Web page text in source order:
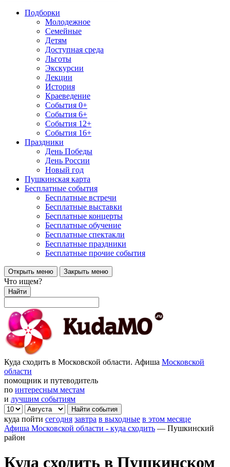
Подборки
Молодежное
Семейные
Детям
Доступная среда
Льготы
Экскурсии
Лекции
История
Краеведение
События 0+
События 6+
События 12+
События 16+
Праздники
День Победы
День России
Новый год
Пушкинская карта
Бесплатные события
Бесплатные встречи
Бесплатные выставки
Бесплатные концерты
Бесплатные обучение
Бесплатные спектакли
Бесплатные праздники
Бесплатные прочие события
Открыть меню Закрыть меню
Что ищем?
Найти
Куда сходить в Московской области. Афиша Московской
области
помощник и путеводитель
по интересным местам
и лучшим событиям
куда пойти сегодня завтра в выходные в этом месяце
Афиша Московской области - куда сходить — Пушкинский
район
Куда сходить в Пушкинском